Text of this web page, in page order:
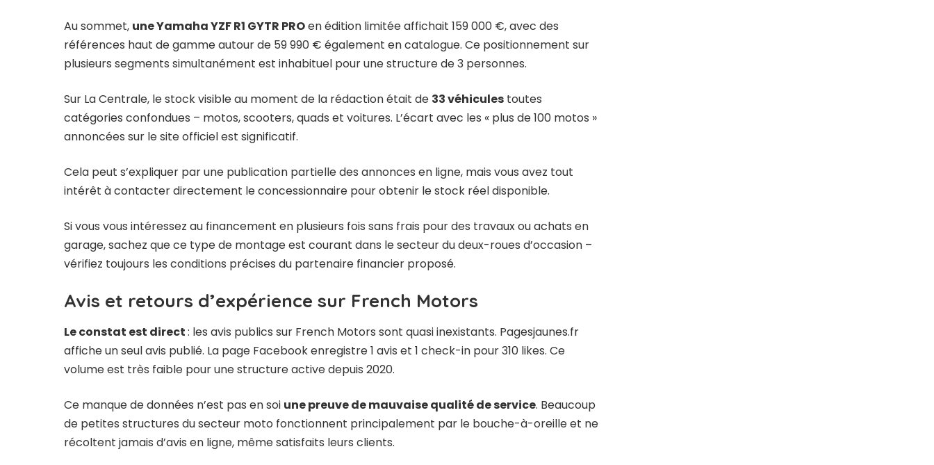
Au sommet, une Yamaha YZF R1 GYTR PROen édition limitée affichait 159 000 €, avec des
références haut de gamme autour de 59 990 € également en catalogue. Ce positionnement sur
plusieurs segments simultanément est inhabituel pour une structure de 3 personnes.
Sur La Centrale, le stock visible au moment de la rédaction était de 33 véhicules toutes
catégories confondues – motos, scooters, quads et voitures. L’écart avec les « plus de 100 motos »
annoncées sur le site officiel est significatif.
Cela peut s’expliquer par une publication partielle des annonces en ligne, mais vous avez tout
intérêt à contacter directement le concessionnaire pour obtenir le stock réel disponible.
Si vous vous intéressez au financement en plusieurs fois sans frais pour des travaux ou achats en
garage, sachez que ce type de montage est courant dans le secteur du deux-roues d’occasion –
vérifiez toujours les conditions précises du partenaire financier proposé.
Avis et retours d’expérience sur French Motors
Le constat est direct: les avis publics sur French Motors sont quasi inexistants. Pagesjaunes.fr
affiche un seul avis publié. La page Facebook enregistre 1 avis et 1 check-in pour 310 likes. Ce
volume est très faible pour une structure active depuis 2020.
Ce manque de données n’est pas en soi une preuve de mauvaise qualité de service. Beaucoup
de petites structures du secteur moto fonctionnent principalement par le bouche-à-oreille et ne
récoltent jamais d’avis en ligne, même satisfaits leurs clients.